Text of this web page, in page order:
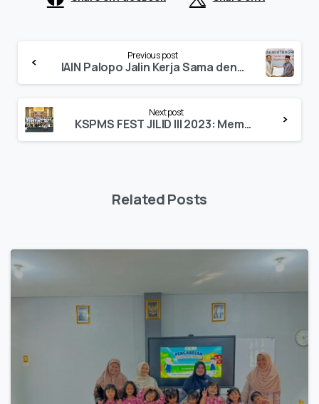
Reading
Previous post
IAIN Palopo Jalin Kerja Sama dengan Pendidikan Kader Ulama Masjid Istiqlal
Next post
KSPMS FEST JILID III 2023: Membangun Kekayaan Berkelanjutan Melalui Investasi Hijau
Related Posts